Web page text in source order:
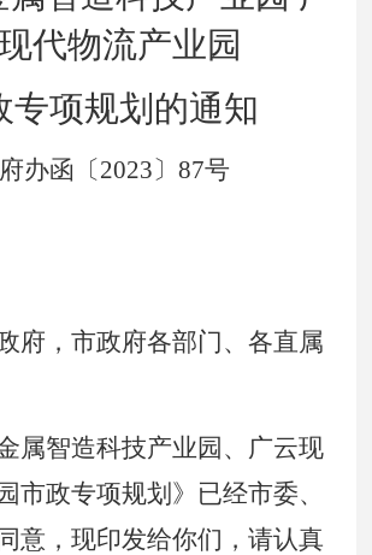
代物流产业园
专项规划的通知
办函〔2023〕87号
府，市政府各部门、各直属
属智造科技产业园、广云现
市政专项规划 》已经市委、
意，现印发给你们，请认真